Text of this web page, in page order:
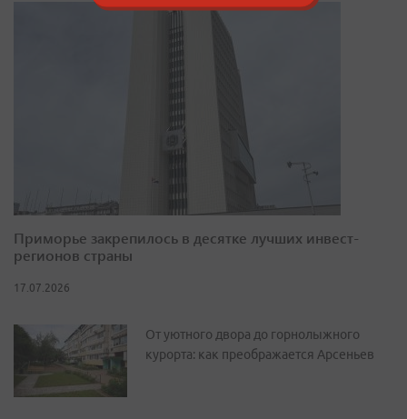
Приморье закрепилось в десятке лучших инвест-
регионов страны
17.07.2026
От уютного двора до горнолыжного
курорта: как преображается Арсеньев